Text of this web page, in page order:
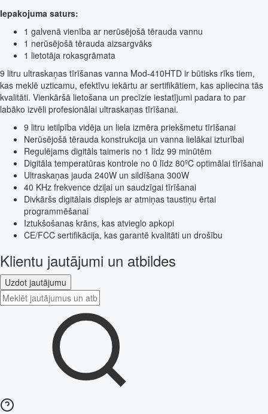
Iepakojuma saturs:
1 galvenā vienība ar nerūsējošā tērauda vannu
1 nerūsējošā tērauda aizsargvāks
1 lietotāja rokasgrāmata
9 litru ultraskaņas tīrīšanas vanna Mod-410HTD ir būtisks rīks tiem,
kas meklē uzticamu, efektīvu iekārtu ar sertifikātiem, kas apliecina tās
kvalitāti. Vienkāršā lietošana un precīzie iestatījumi padara to par
labāko izvēli profesionālai ultraskaņas tīrīšanai.
9 litru ietilpība vidēja un liela izmēra priekšmetu tīrīšanai
Nerūsējošā tērauda konstrukcija un vanna lielākai izturībai
Regulējams digitāls taimeris no 1 līdz 99 minūtēm
Digitāla temperatūras kontrole no 0 līdz 80ºC optimālai tīrīšanai
Ultraskaņas jauda 240W un sildīšana 300W
40 KHz frekvence dziļai un saudzīgai tīrīšanai
Divkāršs digitālais displejs ar atmiņas taustiņu ērtai
programmēšanai
Iztukšošanas krāns, kas atvieglo apkopi
CE/FCC sertifikācija, kas garantē kvalitāti un drošību
Klientu jautājumi un atbildes
Uzdot jautājumu